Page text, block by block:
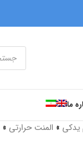
ما
یدکی » المنت حرارتی »